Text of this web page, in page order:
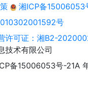
湘ICP备15006053
号
许可证：湘B2-
技术有限公司
备15006053号-21A